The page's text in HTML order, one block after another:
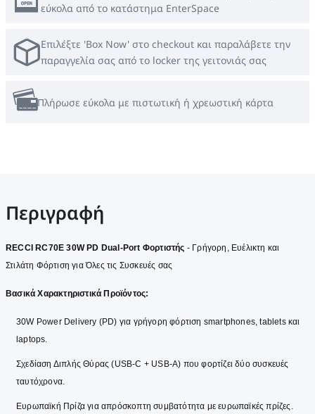
εύκολα από το κατάστημα EnterSpace
Επιλέξτε 'Box Now' στο checkout και παραλάβετε την
παραγγελία σας από το locker της γειτονιάς σας
Πλήρωσε εύκολα με πιστωτική ή χρεωστική κάρτα
Περιγραφή
RECCI RC70E 30W PD Dual-Port Φορτιστής - Γρήγορη, Ευέλικτη και
Στιλάτη Φόρτιση για Όλες τις Συσκευές σας
Βασικά Χαρακτηριστικά Προϊόντος:
30W Power Delivery (PD) για γρήγορη φόρτιση smartphones, tablets και
laptops.
Σχεδίαση Διπλής Θύρας (USB-C + USB-A) που φορτίζει δύο συσκευές
ταυτόχρονα.
Ευρωπαϊκή Πρίζα για απρόσκοπτη συμβατότητα με ευρωπαϊκές πρίζες.